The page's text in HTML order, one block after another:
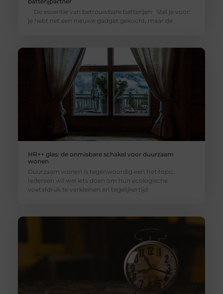
De essentie van betrouwbare batterijen Stel je voor:
je hebt net een nieuwe gadget gekocht, maar de
HR++ glas: de onmisbare schakel voor duurzaam
wonen
Duurzaam wonen is tegenwoordig een hot topic.
Iedereen wil wel iets doen om hun ecologische
voetafdruk te verkleinen en tegelijkertijd